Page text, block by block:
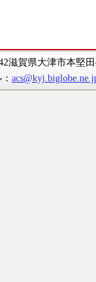
滋賀県大津市本堅